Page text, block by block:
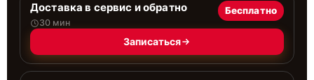
Доставка в сервис и обратно
30 мин
Бесплатно
Записаться